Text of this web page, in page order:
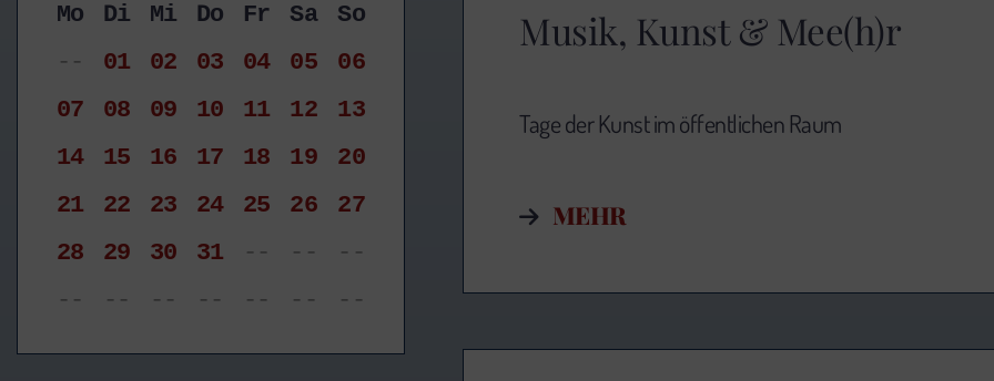
Mo Di Mi Do Fr Sa
So
--
01 02 03 04 05
06
07
08 09 10 11 12
13
14
15 16 17 18 19
20
21
22 23 24 25 26
27
28
29 30 31 -- --
--
--
-- -- -- -- -- --
Musik, Kunst & Mee(h)r
Tage der Kunst im öffentlichen Raum
MEHR